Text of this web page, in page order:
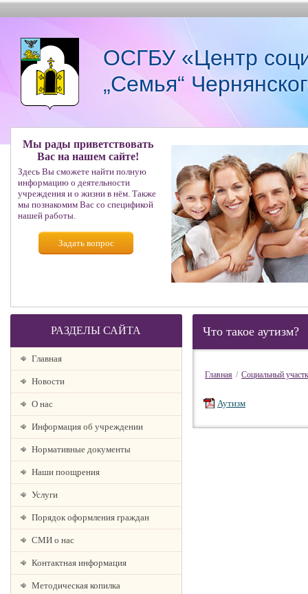
ОСГБУ «Центр
„Семья“
Мы рады приветствовать
Вас на нашем сайте!
Здесь Вы сможете найти полную
информацию о деятельности
учреждения и о жизни в нём. Также
мы познакомим Вас со спецификой
нашей работы.
Задать вопрос
РАЗДЕЛЫ САЙТА
Главная
Новости
О наc
Информация об учреждении
Нормативные документы
Наши поощрения
Услуги
Порядок оформления граждан
СМИ о нас
Контактная информация
Методическая копилка
Что такое аутизм?
Главная / Социальный
Аутизм